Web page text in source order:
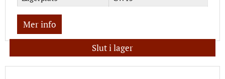
Mer info
Slut i lager